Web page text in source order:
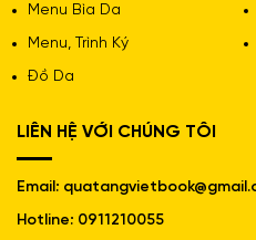
Menu Bìa Da
Menu, Trình Ký
Đồ Da
LIÊN HỆ VỚI CHÚNG TÔI
Email:
Hotline: 0911210055